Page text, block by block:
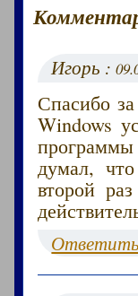
Игорь :
Спасибо
Windows
думал,
второй
Ответить